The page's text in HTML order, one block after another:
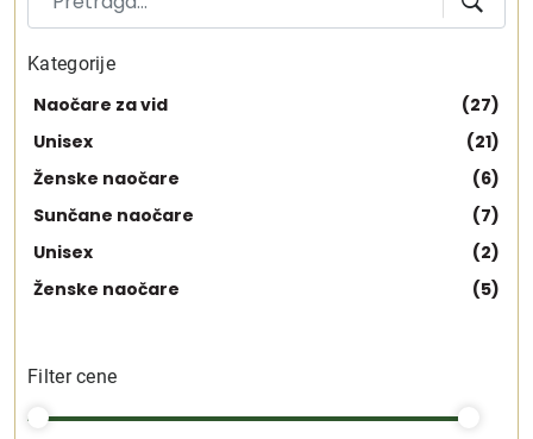
Kategorije
Naočare za vid
(27)
Unisex
(21)
Ženske naočare
(6)
Sunčane naočare
(7)
Unisex
(2)
Ženske naočare
(5)
Filter cene